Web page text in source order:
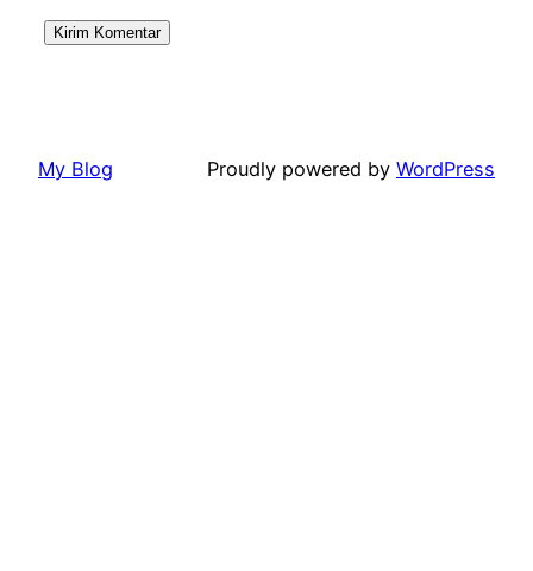
My Blog Proudly powered by WordPress